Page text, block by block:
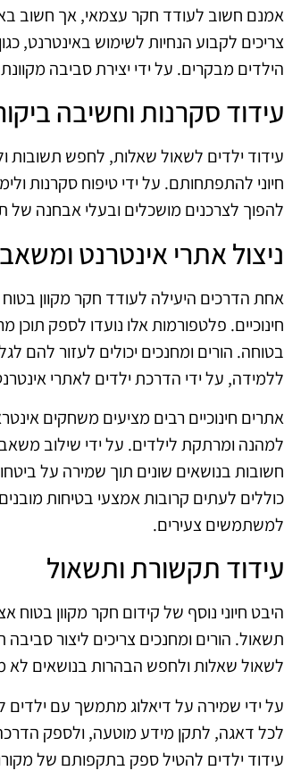
אמנם חשוב לעודד חקר עצמאי, אך חשוב
צריכים לקבוע הנחיות לשימוש באינטרנט,
הילדים מבקרים. על ידי יצירת סביבה
עידוד סקרנות וחשיבה
עידוד ילדים לשאול שאלות, לחפש תשובות
חיוני להתפתחותם. על ידי טיפוח סקרנות
להפוך לצרכנים מושכלים ובעלי אבחנה של
ניצול אתרי אינטרנט
אחת הדרכים היעילה לעודד חקר מקוון
חינוכיים. פלטפורמות אלו נועדו לספק
בטוחה. הורים ומחנכים יכולים לעזור
ללמידה, על ידי הדרכת ילדים לאתרי
אתרים חינוכיים רבים מציעים משחקים
למהנה ומרתקת לילדים. על ידי שילוב
חשובות בנושאים שונים תוך שמירה על
כוללים לעתים קרובות אמצעי בטיחות
למשתמשים צעירים.
עידוד תקשורת ותשאול
היבט חיוני נוסף של קידום חקר מקוון
תשאול. הורים ומחנכים צריכים ליצור סביבה
לשאול שאלות ולחפש הבהרות בנושאים לא
על ידי שמירה על דיאלוג מתמשך עם ילדים
לכל דאגה, לתקן מידע מוטעה, ולספק
עידוד ילדים להטיל ספק בתקפותם של